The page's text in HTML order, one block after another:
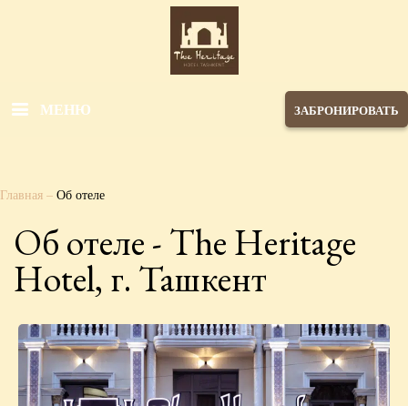
МЕНЮ ЗАБРОНИРОВАТЬ
Главная – Об отеле
Об отеле - The Heritage
Hotel, г. Ташкент